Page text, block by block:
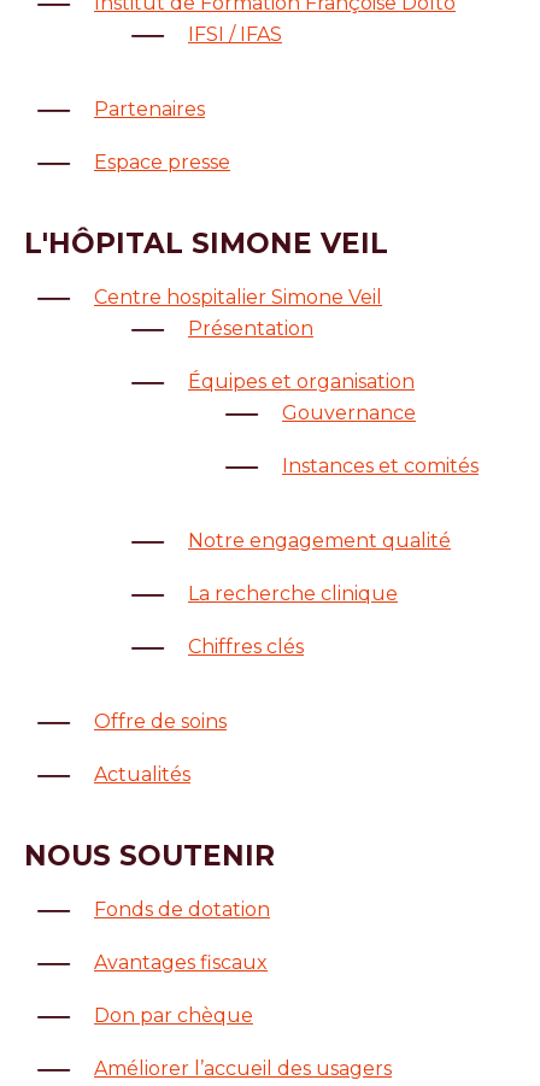
IFSI / IFAS
Partenaires
Espace presse
L'HÔPITAL SIMONE VEIL
Centre hospitalier Simone Veil
Présentation
Équipes et organisation
Gouvernance
Instances et comités
Notre engagement qualité
La recherche clinique
Chiffres clés
Offre de soins
Actualités
NOUS SOUTENIR
Fonds de dotation
Avantages fiscaux
Don par chèque
Améliorer l’accueil des usagers